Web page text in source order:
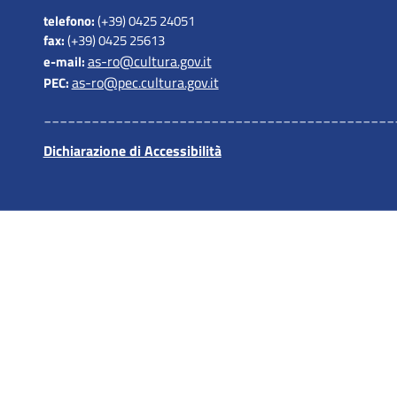
telefono:(+39) 0425 24051
fax:(+39) 0425 25613
e-mail:as-ro@cultura.gov.it
PEC:as-ro@pec.cultura.gov.it
Dichiarazione di Accessibilità